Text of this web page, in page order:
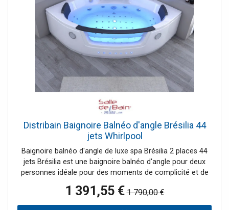
Distribain Baignoire Balnéo d'angle Brésilia 44
jets Whirlpool
Baignoire balnéo d'angle de luxe spa Brésilia 2 places 44
jets Brésilia est une baignoire balnéo d'angle pour deux
personnes idéale pour des moments de complicité et de
la chromothérapie et d'une cascade d'eau pour un bien-
être total. Le + : Brésilia dispose d'une place assise en
1 391,55 € 1 790,00 €